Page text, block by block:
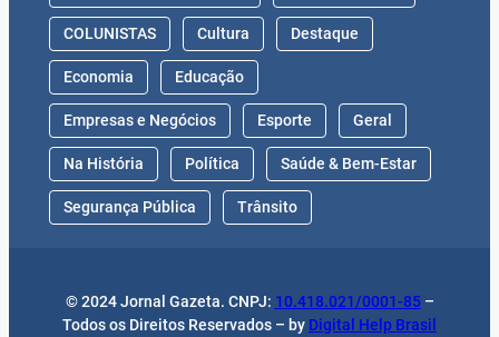
COLUNISTAS Cultura Destaque
Economia Educação
Empresas e Negócios Esporte Geral
Na História Política Saúde & Bem-Estar
Segurança Pública Trânsito
© 2024 Jornal Gazeta. CNPJ: 10.418.021/0001-85–
Todos os Direitos Reservados – by Digital Help Brasil